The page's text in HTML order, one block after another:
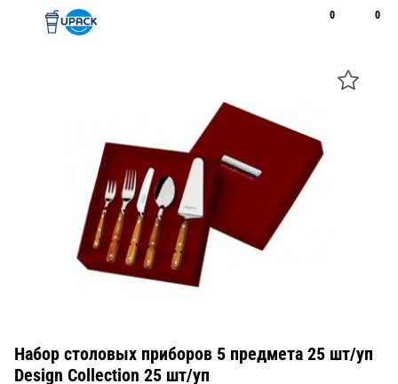
0 0
Набор столовых приборов 5 предмета 25 шт/уп
Design Collection 25 шт/уп